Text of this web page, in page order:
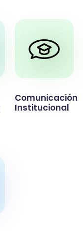
Comunicación
Institucional